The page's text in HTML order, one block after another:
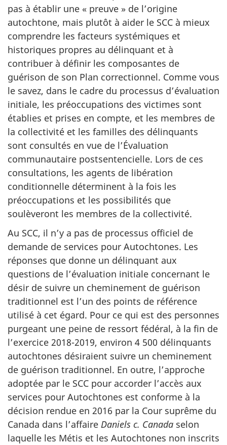
pas à établir une « preuve » de l’origine
autochtone, mais plutôt à aider le SCC à mieux
comprendre les facteurs systémiques et
historiques propres au délinquant et à
contribuer à définir les composantes de
guérison de son Plan correctionnel. Comme vous
le savez, dans le cadre du processus d’évaluation
initiale, les préoccupations des victimes sont
établies et prises en compte, et les membres de
la collectivité et les familles des délinquants
sont consultés en vue de l’Évaluation
communautaire postsentencielle. Lors de ces
consultations, les agents de libération
conditionnelle déterminent à la fois les
préoccupations et les possibilités que
soulèveront les membres de la collectivité.
Au SCC, il n’y a pas de processus officiel de
demande de services pour Autochtones. Les
réponses que donne un délinquant aux
questions de l’évaluation initiale concernant le
désir de suivre un cheminement de guérison
traditionnel est l’un des points de référence
utilisé à cet égard. Pour ce qui est des personnes
purgeant une peine de ressort fédéral, à la fin de
l’exercice 2018-2019, environ 4 500 délinquants
autochtones désiraient suivre un cheminement
de guérison traditionnel. En outre, l’approche
adoptée par le SCC pour accorder l’accès aux
services pour Autochtones est conforme à la
décision rendue en 2016 par la Cour suprême du
Canada dans l’affaire Daniels c. Canada selon
laquelle les Métis et les Autochtones non inscrits